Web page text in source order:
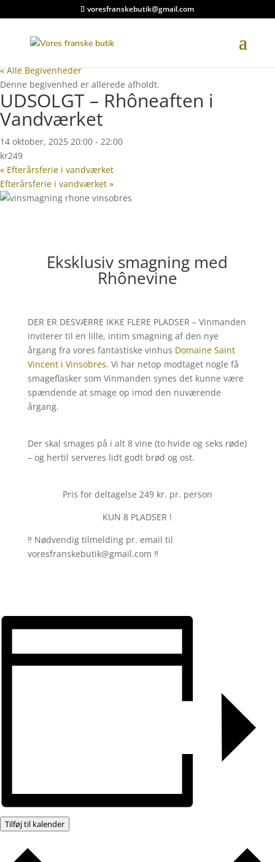
voresfranskebutik@gmail.com
« Alle Begivenheder
Denne begivenhed er allerede afholdt.
UDSOLGT – Rhôneaften i
Vandværket
14 oktober, 2025 20:00 - 22:00
kr249
« Efterårsferie i vandværket
Efterårsferie i vandværket »
Eksklusiv smagning med
Rhônevine
DER ER DESVÆRRE IKKE FLERE PLADSER – Vinmanden
inviterer til en lille, intim smagning af den nye
årgang fra vores fantastiske vinhus Domaine Saint
Vincent i Vinsobres. Vi har netop modtaget nogle få
smageflasker som Vinmanden synes det kunne være
spændende at smage op imod den nuværende
årgang.
Der skal smages på i alt 8 vine (to hvide og seks røde)
– og hertil serveres lidt godt brød og ost.
Pris for deltagelse 249 kr. pr. person
KUN 8 PLADSER !
‼️ Nødvendig tilmelding pr. email til
voresfranskebutik@gmail.com ‼️
Tilføj til kalender